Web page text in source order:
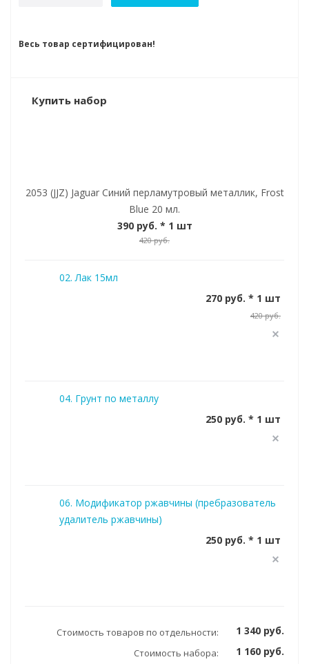
Весь товар сертифицирован!
Купить набор
2053 (JJZ) Jaguar Синий перламутровый металлик, Frost
Blue 20 мл.
390 руб. * 1 шт
420 руб.
02. Лак 15мл
270 руб. * 1 шт
420 руб.
04. Грунт по металлу
250 руб. * 1 шт
06. Модификатор ржавчины (пребразователь
удалитель ржавчины)
250 руб. * 1 шт
Стоимость товаров по отдельности: 1 340 руб.
Стоимость набора: 1 160 руб.